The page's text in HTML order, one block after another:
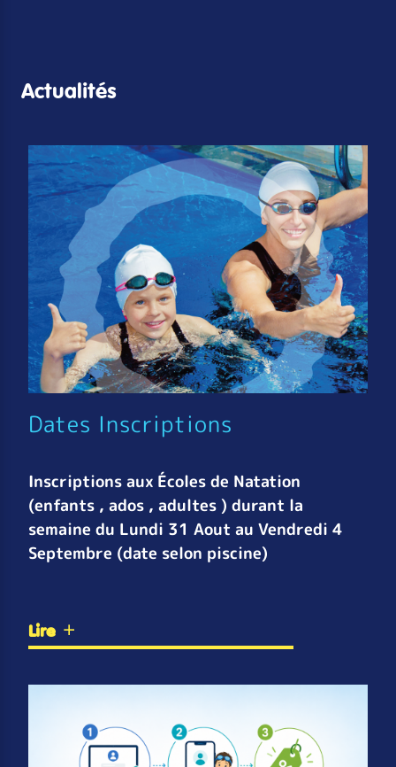
Actualités
Dates Inscriptions
Inscriptions aux Écoles de Natation
(enfants , ados , adultes ) durant la
semaine du Lundi 31 Aout au Vendredi 4
Septembre (date selon piscine)
Lire